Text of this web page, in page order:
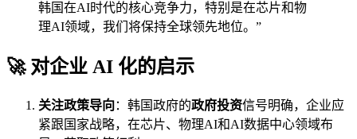
韩国在AI时代的核心竞争力，特别是在芯片和物
理AI领域，我们将保持全球领先地位。”
🚀 对企业 AI 化的启示
关注政策导向 ：韩国政府的政府投资信号明确，企业应
紧跟国家战略，在芯片、物理AI和AI数据中心领域布